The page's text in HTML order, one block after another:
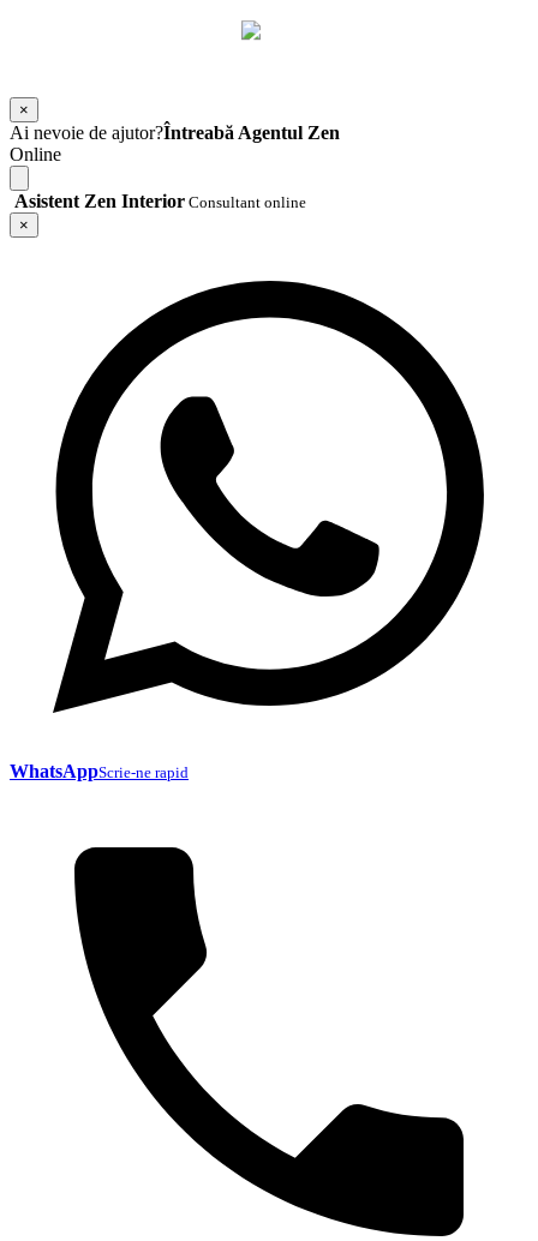
×
Ai nevoie de ajutor?Întreabă Agentul Zen
Online
Asistent Zen Interior Consultant online
×
WhatsAppScrie-ne rapid